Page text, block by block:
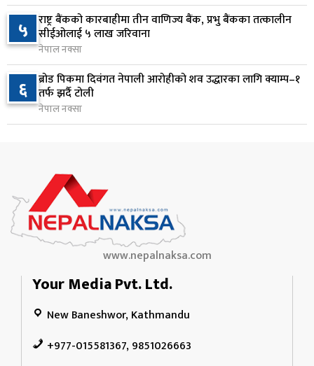
९
वीरगञ्जमा ट्यांकरको सिल खोलेर तेल निकाल्ने सात जना
रंगेहात पक्राउ
१०
जन्मसिद्ध नागरिकता कडा बनाउने ट्रम्पको नयाँ प्रयास, दुई
कार्यकारी आदेश जारी
२ दिन अघि
५ राष्ट्र बैंकको कारबाहीमा तीन वाणिज्य बैंक, प्रभु बैंकका तत्कालीन
सीईओलाई ५ लाख जरिवाना
नेपाल नक्सा
६ ब्रोड पिकमा दिवंगत नेपाली आरोहीको शव उद्धारका लागि क्याम्प–१
तर्फ झर्दै टोली
नेपाल नक्सा
www.nepalnaksa.com
Your Media Pvt. Ltd.
New Baneshwor, Kathmandu
+977-015581367, 9851026663